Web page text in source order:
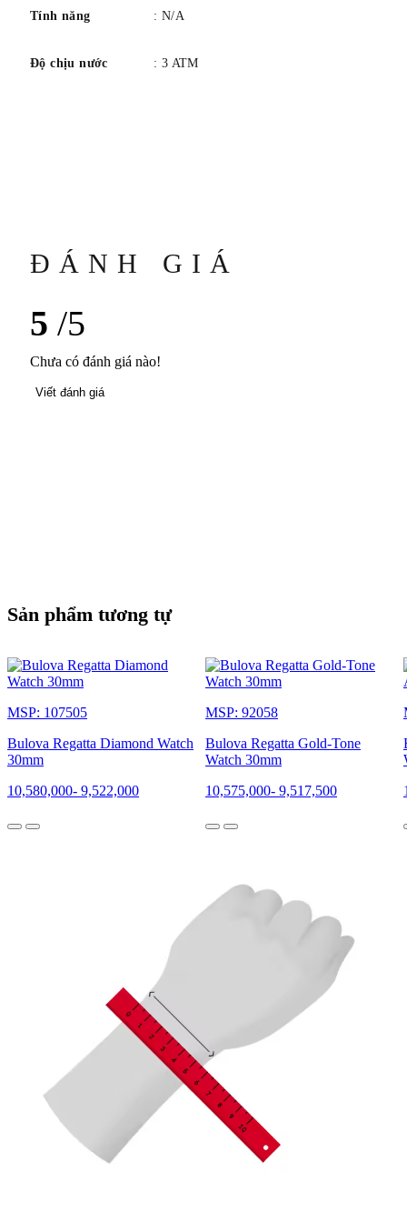
Tính năng : N/A
Độ chịu nước : 3 ATM
ĐÁNH GIÁ
5 /5
Chưa có đánh giá nào!
Viết đánh giá
Sản phẩm tương tự
MSP: 107505
Bulova Regatta Diamond Watch
30mm
10,580,000- 9,522,000
MSP: 92058
Bulova Regatta Gold-Tone
Watch 30mm
10,575,000- 9,517,500